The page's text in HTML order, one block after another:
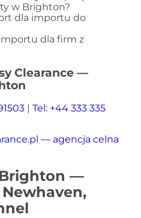
w Brighton?
dla importu do
dla firm z
Clearance —
| Tel: +44 333 335
— agencja celna
—